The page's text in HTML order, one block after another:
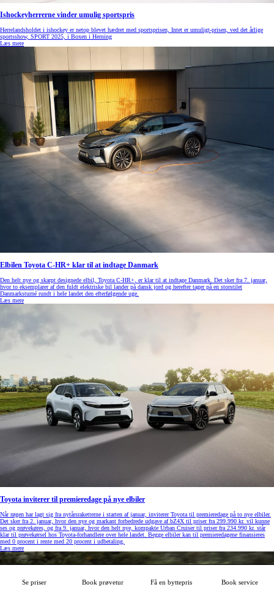
Se priser Book prøvetur Få en byttepris Book service
Ishockeyherrerne vinder umulig sportspris
Herrelandsholdet i ishockey er netop blevet hædret med sportsprisen, Intet er umuligt-prisen, ved det årlige
sportsshow, SPORT 2025, i Boxen i Herning
Læs mere
Elbilen Toyota C-HR+ klar til at indtage Danmark
Den helt nye og skarpt designede elbil, Toyota C-HR+, er klar til at indtage Danmark. Det sker fra 7. januar,
hvor to eksemplarer af den fuldt elektriske bil lander på dansk jord og herefter tager på en storstilet
Danmarksturné rundt i hele landet den efterfølgende uge.
Læs mere
Toyota inviterer til premieredage på nye elbiler
Når røgen har lagt sig fra nytårsraketterne i starten af januar, inviterer Toyota til premieredage på to nye elbiler.
Det sker fra 2. januar, hvor den nye og markant forbedrede udgave af bZ4X til priser fra 299.990 kr. vil kunne
ses og prøvekøres, og fra 9. januar, hvor den helt nye, kompakte Urban Cruiser til priser fra 234.990 kr. står
klar til prøvekørsel hos Toyota-forhandlere over hele landet. Begge elbiler kan til premieredagene finansieres
med 0 procent i rente med 20 procent i udbetaling.
Læs mere